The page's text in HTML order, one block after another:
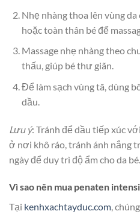
Nhẹ nhàng thoa lên vùng
hoặc toàn thân bé để
Massage nhẹ nhàng theo
thấu, giúp bé thư giãn.
Để làm sạch vùng tã, dùng
dầu.
Lưu ý: Tránh để dầu tiếp xúc
ở nơi khô ráo, tránh ánh nắng
ngày để duy trì độ ẩm cho da bé.
Vì sao nên mua penaten
Tại kenhxachtayduc.com,